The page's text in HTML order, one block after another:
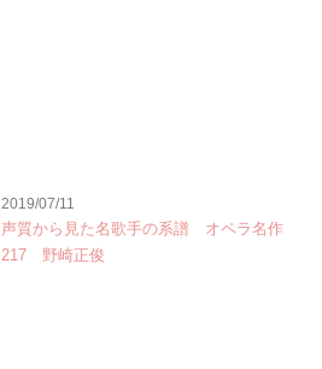
2019/07/11
声質から見た名歌手の系譜 オペラ名作
217 野崎正俊